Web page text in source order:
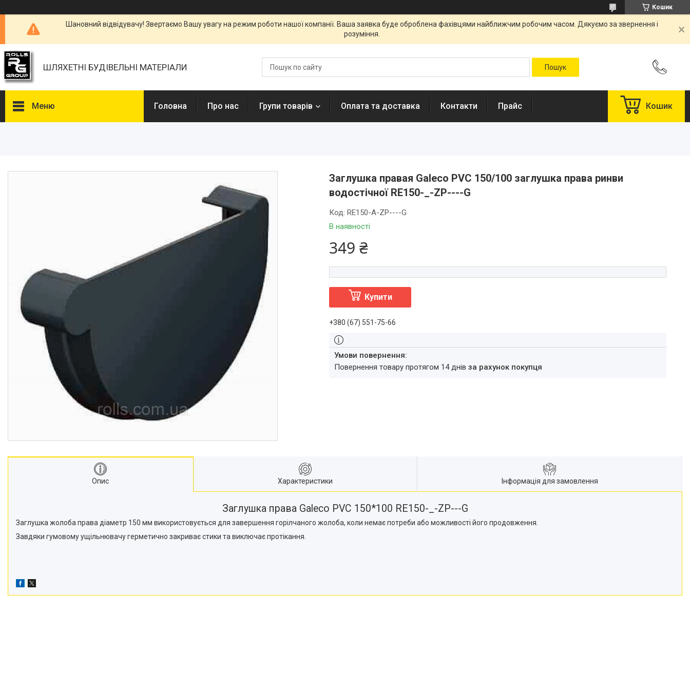
Кошик
Шановний відвідувачу! Звертаємо Вашу увагу на режим роботи нашої компанії. Ваша заявка буде оброблена фахівцями найближчим робочим часом. Дякуємо за звернення і
розуміння.
ШЛЯХЕТНІ БУДІВЕЛЬНІ МАТЕРІАЛИ
Меню Головна Про нас Групи товарів Оплата та доставка Контакти Прайс Кошик
Заглушка правая Galeco PVC 150/100 заглушка права ринви
водостічної RE150-_-ZР----G
В наявності
Код:RE150-A-ZР----G
349 ₴
Купити
+380 (67) 551-75-66
повернення товару протягом 14 днівза рахунок покупця
Опис Характеристики Інформація для замовлення
Заглушка права Galeco PVC 150*100 RE150-_-ZP---G
Заглушка жолоба права діаметр 150 мм використовується для завершення горілчаного жолоба, коли немає потреби або можливості його продовження.
Завдяки гумовому ущільнювачу герметично закриває стики та виключає протікання.